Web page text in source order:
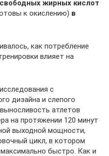
жирных кислот
к окислению) в
как потребление
влияет на
с
дизайна и слепого
атлетов
на протяжении 120 минут
выходной мощности,
цикл, в котором
быстро. Как и